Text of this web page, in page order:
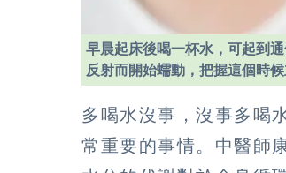
早晨起床後喝一杯水，可起到
反射而開始蠕動，把握這個時
多喝水沒事，沒事多喝
常重要的事情。中醫師